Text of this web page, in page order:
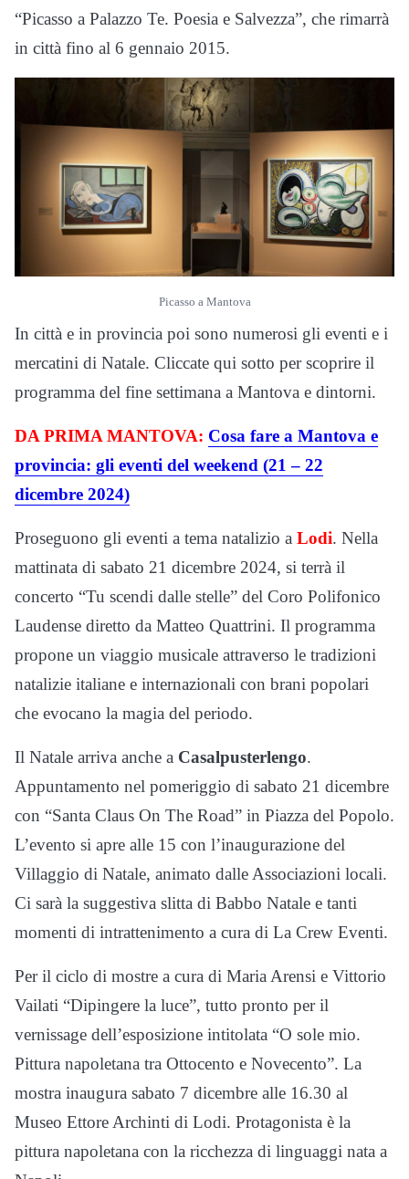
“Picasso a Palazzo Te. Poesia e Salvezza”, che rimarrà
in città fino al 6 gennaio 2015.
Picasso a Mantova
In città e in provincia poi sono numerosi gli eventi e i
mercatini di Natale. Cliccate qui sotto per scoprire il
programma del fine settimana a Mantova e dintorni.
DA PRIMA MANTOVA: Cosa fare a Mantova e
provincia: gli eventi del weekend (21 – 22
dicembre 2024)
Proseguono gli eventi a tema natalizio a Lodi. Nella
mattinata di sabato 21 dicembre 2024, si terrà il
concerto “Tu scendi dalle stelle” del Coro Polifonico
Laudense diretto da Matteo Quattrini. Il programma
propone un viaggio musicale attraverso le tradizioni
natalizie italiane e internazionali con brani popolari
che evocano la magia del periodo.
Il Natale arriva anche a Casalpusterlengo.
Appuntamento nel pomeriggio di sabato 21 dicembre
con “Santa Claus On The Road” in Piazza del Popolo.
L’evento si apre alle 15 con l’inaugurazione del
Villaggio di Natale, animato dalle Associazioni locali.
Ci sarà la suggestiva slitta di Babbo Natale e tanti
momenti di intrattenimento a cura di La Crew Eventi.
Per il ciclo di mostre a cura di Maria Arensi e Vittorio
Vailati “Dipingere la luce”, tutto pronto per il
vernissage dell’esposizione intitolata “O sole mio.
Pittura napoletana tra Ottocento e Novecento”. La
mostra inaugura sabato 7 dicembre alle 16.30 al
Museo Ettore Archinti di Lodi. Protagonista è la
pittura napoletana con la ricchezza di linguaggi nata a